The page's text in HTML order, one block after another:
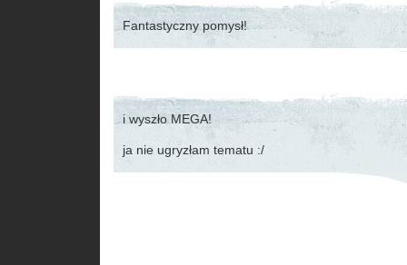
Fantastyczny pomysł!
i wyszło MEGA!
ja nie ugryzłam tematu :/